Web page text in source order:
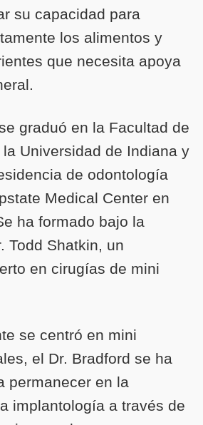
su capacidad para
los alimentos y
que necesita apoya
graduó en la Facultad de
Universidad de Indiana y
de odontología
Medical Center en
ha formado bajo la
Todd Shatkin, un
en cirugías de mini
se centró en mini
el Dr. Bradford se ha
permanecer en la
implantología a través de